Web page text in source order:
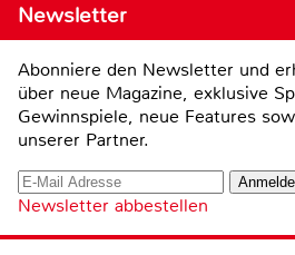
Newsletter
Abonniere den Newsletter und
über neue Magazine, exklusive
Gewinnspiele, neue Features
unserer Partner.
Newsletter abbestellen